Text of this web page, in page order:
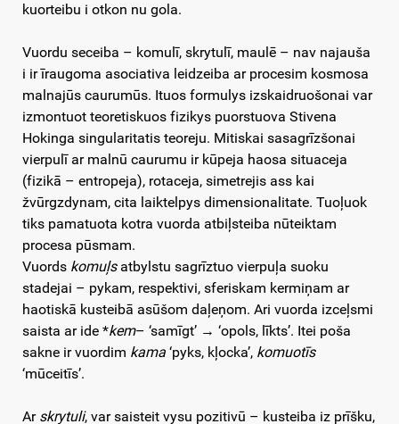
kuorteibu i otkon nu gola.
Vuordu seceiba – komulī, skrytulī, maulē – nav najauša
i ir īraugoma asociativa leidzeiba ar procesim kosmosa
malnajūs caurumūs. Ituos formulys izskaidruošonai var
izmontuot teoretiskuos fizikys puorstuova Stivena
Hokinga singularitatis teoreju. Mitiskai sasagrīzšonai
vierpulī ar malnū caurumu ir kūpeja haosa situaceja
(fizikā – entropeja), rotaceja, simetrejis ass kai
žvūrgzdynam, cita laiktelpys dimensionalitate. Tuoļuok
tiks pamatuota kotra vuorda atbiļsteiba nūteiktam
procesa pūsmam.
Vuords komuļsatbylstu sagrīztuo vierpuļa suoku
stadejai – pykam, respektivi, sferiskam kermiņam ar
haotiskā kusteibā asūšom daļeņom. Ari vuorda izceļsmi
saista ar ide *kem– ‘samīgt’ → ‘opols, līkts’. Itei poša
sakne ir vuordim kama ‘pyks, kļocka’, komuotīs
‘mūceitīs’.
Ar skrytuli, var saisteit vysu pozitivū – kusteiba iz prīšku,